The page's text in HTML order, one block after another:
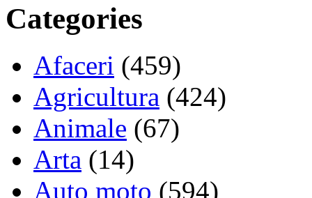
Categories
Afaceri (459)
Agricultura (424)
Animale (67)
Arta (14)
Auto moto (594)